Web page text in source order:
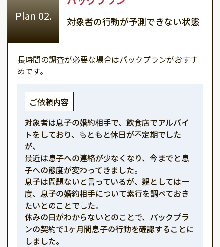
対象者の行動が予測できない状態
長時間の調査が必要な場合はパックプランがおすす
めです。
ご依頼内容
対象者は息子の婚約相手で、飲食店でアルバイ
トをしており、もともと休日が不定期でした
が、
最近は息子への連絡が少なくなり、今までと息
子への態度が変わってきました。
息子は問題ないと言っているが、親としては一
度、息子の婚約相手について素行を調べておき
たいとのことでした。
休みの日がわからないとのことで、パックプラ
ンの契約で1ヶ月間息子の行動を確認することに
しました。